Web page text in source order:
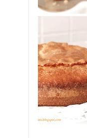
Oggi è il mio
non starò